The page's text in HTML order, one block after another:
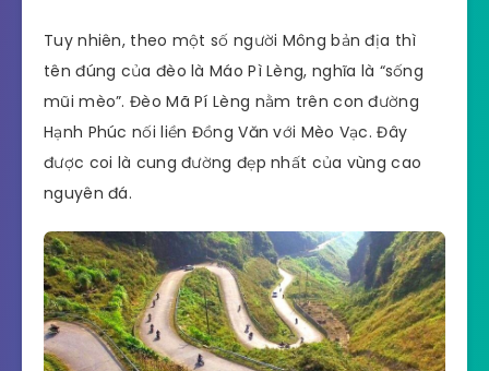
Tuy nhiên, theo một số người Mông bản địa thì
tên đúng của đèo là Máo Pì Lèng, nghĩa là “sống
mũi mèo”. Đèo Mã Pí Lèng nằm trên con đường
Hạnh Phúc nối liền Đồng Văn với Mèo Vạc. Đây
được coi là cung đường đẹp nhất của vùng cao
nguyên đá.